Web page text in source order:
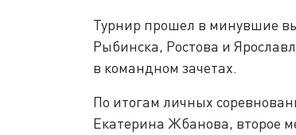
Турнир прошел в минувшие
Рыбинска, Ростова и
в командном зачетах.
По итогам личных
Екатерина Жбанова, второе